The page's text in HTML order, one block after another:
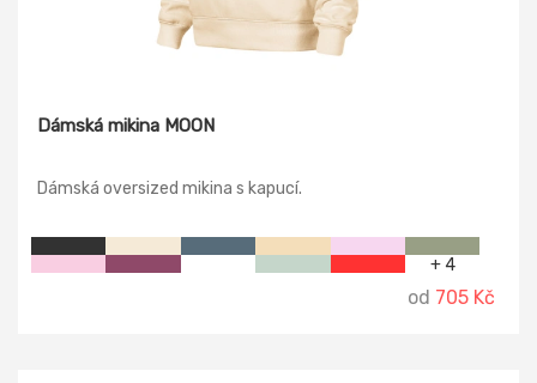
Dámská mikina MOON
Dámská oversized mikina s kapucí.
+ 4
od 705 Kč